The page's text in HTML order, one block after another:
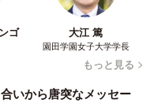
ゴ 大江 篤
園田学園女子大学学長
もっと見る
いから唐突なメッセー